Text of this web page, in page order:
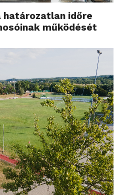
határozatlan időre
működését